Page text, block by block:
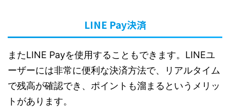
LINE Pay決済
またLINE Payを使用することもできます。LINEユ
ーザーには非常に便利な決済方法で、リアルタイム
で残高が確認でき、ポイントも溜まるというメリッ
トがあります。